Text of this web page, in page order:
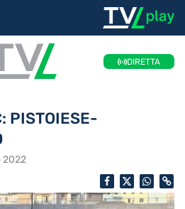
DIRETTA
PISTOIESE-
2022